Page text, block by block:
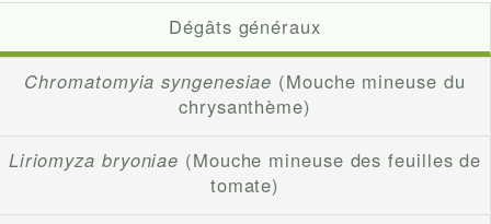
Dégâts généraux
Chromatomyia syngenesiae (Mouche mineuse du
chrysanthème)
Liriomyza bryoniae (Mouche mineuse des feuilles de
tomate)